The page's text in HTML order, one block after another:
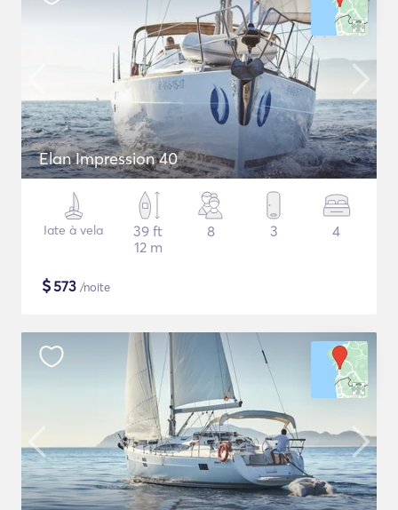
Elan Impression 40
Iate à vela
39 ft
12 m
8 3 4
$573 /noite